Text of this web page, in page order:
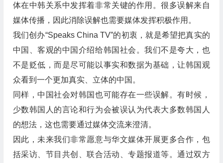
体在中韩关系中发挥着非常关键的作用。很多误解来自
媒体传播，因此消除误解也需要媒体发挥积极作用。
我们创办“Speaks China TV”的初衷，就是希望把真实的
中国、客观的中国介绍给韩国社会。我们不是夸大，也
不是贬低，而是尽可能以事实和数据为基础，让韩国观
众看到一个更加真实、立体的中国。
同样，中国社会对韩国也可能存在一些误解。有时候，
少数韩国人的言论和行为会被误认为代表大多数韩国人
的想法，这也需要通过媒体交流来澄清。
因此，未来我们非常愿意与华文媒体开展更多合作，包
括采访、节目共创、联合活动、专题报道等。通过双方